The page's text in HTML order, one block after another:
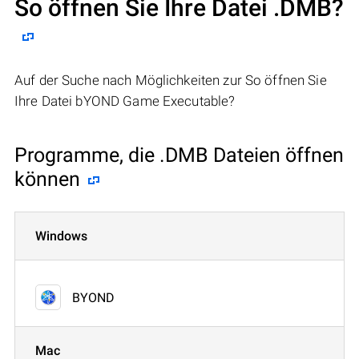
So öffnen Sie Ihre Datei .DMB?
Auf der Suche nach Möglichkeiten zur So öffnen Sie
Ihre Datei bYOND Game Executable?
Programme, die .DMB Dateien öffnen
können
Windows
BYOND
Mac